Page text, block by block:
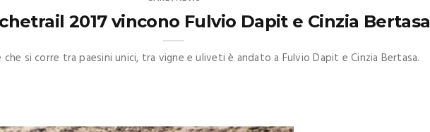
2017 vincono Fulvio Dapit e Cinzia Bertasa
si corre tra paesini unici, tra vigne e uliveti è andato a Fulvio Dapit e Cinzia Bertasa.